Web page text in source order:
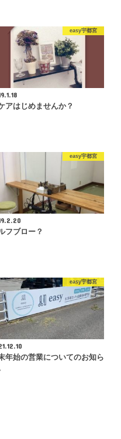
easy宇都宮
アはじめませんか？
easy宇都宮
フブロー？
easy宇都宮
年始の営業についてのお知ら